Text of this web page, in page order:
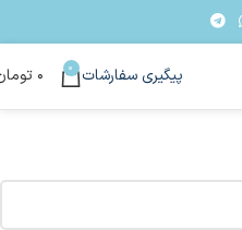
پیگیری سفارشات 0 ۰